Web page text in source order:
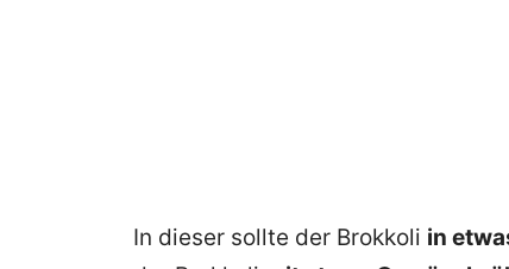
In dieser sollte der Brokkoli in